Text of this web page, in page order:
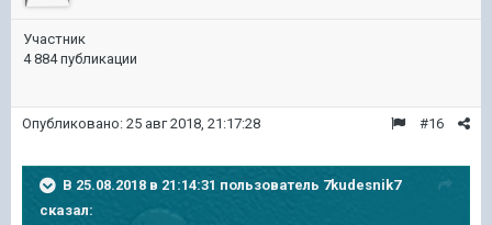
Участник
4 884 публикации
#16
Опубликовано: 25 авг 2018, 21:17:28
В 25.08.2018 в 21:14:31 пользователь 7kudesnik7
сказал: